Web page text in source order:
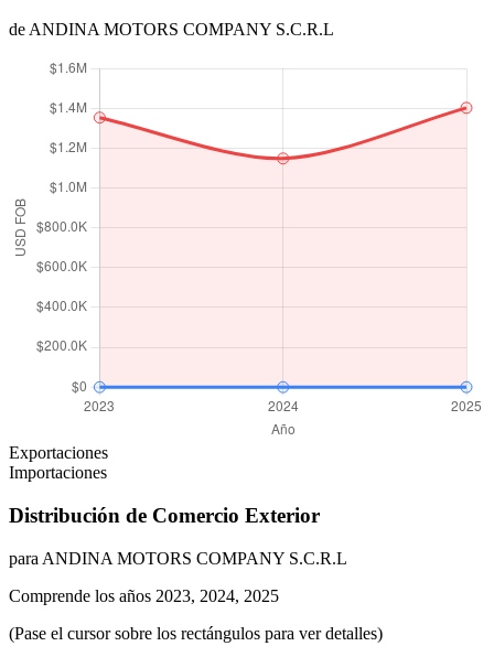
de ANDINA MOTORS COMPANY S.C.R.L
Exportaciones
Importaciones
Distribución de Comercio Exterior
para ANDINA MOTORS COMPANY S.C.R.L
Comprende los años 2023, 2024, 2025
(Pase el cursor sobre los rectángulos para ver detalles)